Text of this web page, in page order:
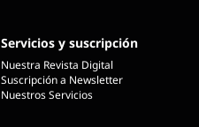
Servicios y suscripción
Nuestra Revista Digital
Suscripción a Newsletter
Nuestros Servicios